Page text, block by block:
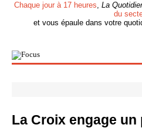
Chaque jour à 17 heures, La
du
et vous épaule dans votre
La Croix engage un